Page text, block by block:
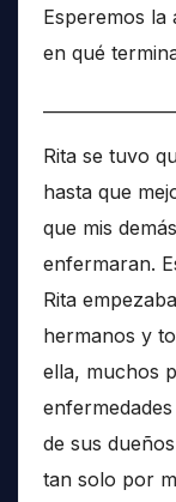
Esperemos
en qué
Rita se tuvo
hasta que
que mis
enfermaran.
Rita
hermanos y
ella, muchos
de sus
tan solo por